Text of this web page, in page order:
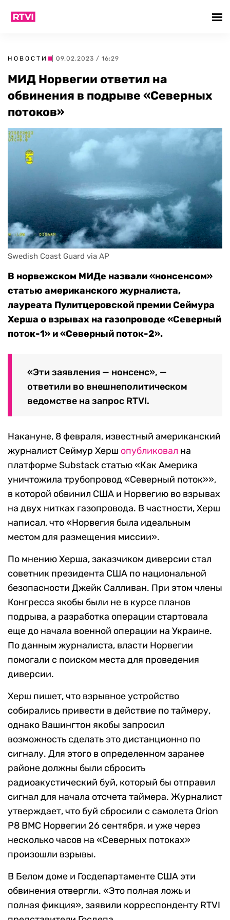
НОВОСТИ | 09.02.2023 / 16:29
МИД Норвегии ответил на
обвинения в подрыве «Северных
потоков»
Swedish Coast Guard via AP
В норвежском МИДе назвали «нонсенсом»
статью американского журналиста,
лауреата Пулитцеровской премииСеймура
Херша о взрывах на газопроводе «Северный
поток-1» и «Северный поток-2».
«Эти заявления — нонсенс», —
ответили во внешнеполитическом
ведомстве на запрос RTVI.
Накануне, 8 февраля, известный американский
журналист Сеймур Херш опубликовал на
платформе Substack статью «Как Америка
уничтожила трубопровод «Северный поток»»,
в которой обвинил США и Норвегию во взрывах
на двух нитках газопровода. В частности, Херш
написал, что «Норвегия была идеальным
местом для размещения миссии».
По мнению Херша, заказчиком диверсии стал
советник президента США по национальной
безопасности Джейк Салливан. При этом члены
Конгресса якобы были не в курсе планов
подрыва, а разработка операции стартовала
еще до начала военной операции на Украине.
По данным журналиста, власти Норвегии
помогали с поиском места для проведения
диверсии.
Херш пишет, что взрывное устройство
собирались привести в действие по таймеру,
однако Вашингтон якобы запросил
возможность сделать это дистанционно по
сигналу. Для этого в определенном заранее
районе должны были сбросить
радиоакустический буй, который бы отправил
сигнал для начала отсчета таймера. Журналист
утверждает, что буй сбросили с самолета Orion
P8 ВМС Норвегии 26 сентября, и уже через
несколько часов на «Северных потоках»
произошли взрывы.
В Белом доме и Госдепартаменте США эти
обвинения отвергли. «Это полная ложь и
полная фикция», заявили корреспонденту RTVI